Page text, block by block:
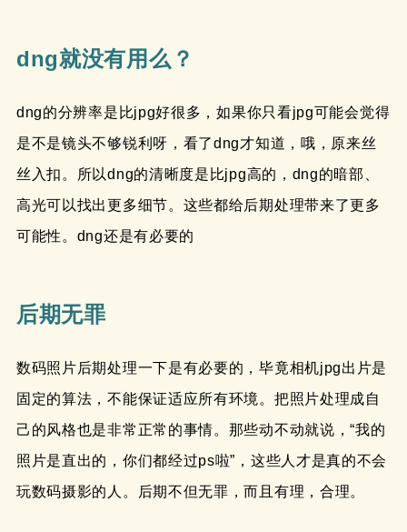
dng就没有用么？
dng的分辨率是比jpg好很多，如果你只看jpg可能会觉得
是不是镜头不够锐利呀，看了dng才知道，哦，原来丝
丝入扣。所以dng的清晰度是比jpg高的，dng的暗部、
高光可以找出更多细节。这些都给后期处理带来了更多
可能性。dng还是有必要的
后期无罪
数码照片后期处理一下是有必要的，毕竟相机jpg出片是
固定的算法，不能保证适应所有环境。把照片处理成自
己的风格也是非常正常的事情。那些动不动就说，“我的
照片是直出的，你们都经过ps啦”，这些人才是真的不会
玩数码摄影的人。后期不但无罪，而且有理，合理。